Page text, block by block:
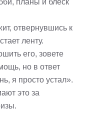
планы и блеск
отвернувшись к
ленту.
его, зовете
но в ответ
я просто устал».
это за